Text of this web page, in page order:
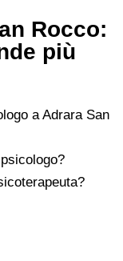
Rocco:
più
a Adrara San